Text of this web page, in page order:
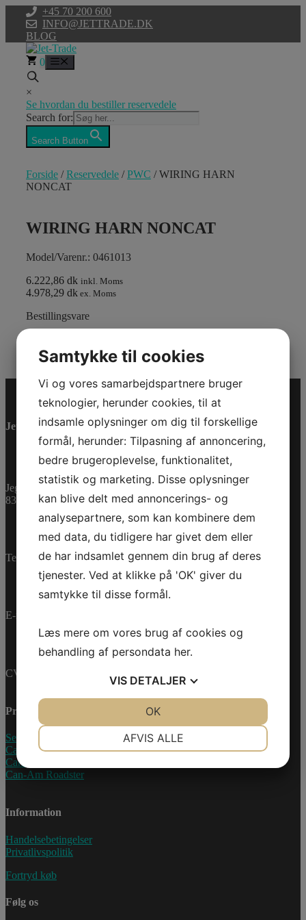
indhold
+45 70 200 600
INFO@JETTRADE.DK
BLOG
0
×
Se hvordan du bestiller reservedele
Search for:
Search Button
Forside /Reservedele /PWC / WIRING HARN
NONCAT
WIRING HARN NONCAT
Model/Varenr.: 0461013
6.222,86 dk inkl. Moms
4.978,29 dk ex. Moms
Bestillingsvare
Reservedele
Jet-Trade Powersport
Jegstrupvej 280
8361 Hasselager
Telefon:+45 70 200 600
E-mail:
CVR-nummer: 27233678
Produkter
Sea-Doo Vandscooter
Can-Am ATV
Can-Am UTV
Can-Am Roadster
Information
Handelsebetingelser
Privatlivspolitik
Fortryd køb
Følg os
Samtykke til cookies
Vi og vores samarbejdspartnere bruger
teknologier, herunder cookies, til at
indsamle oplysninger om dig til forskellige
formål, herunder: Tilpasning af annoncering,
bedre brugeroplevelse, funktionalitet,
statistik og marketing. Disse oplysninger
kan blive delt med annoncerings- og
analysepartnere, som kan kombinere dem
med data, du tidligere har givet dem eller
de har indsamlet gennem din brug af deres
tjenester. Ved at klikke på 'OK' giver du
samtykke til disse formål.
Læs mere om vores brug af cookies og
behandling af persondata her.
VIS DETALJER
MARKETING
AFVIS ALLE
OK